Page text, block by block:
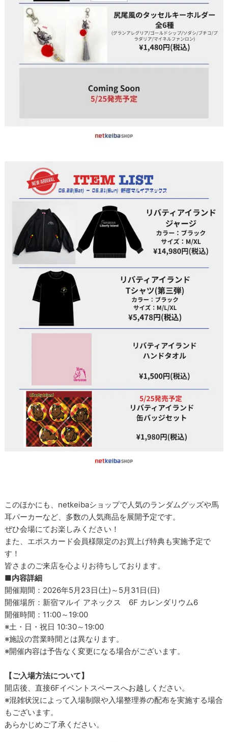
このほかにも、netkeibaショップで人気のランダムグッズや馬
耳パーカーなど、多数の人気商品を展開予定です。
ぜひ会場にてお楽しみください！
また、エポスカード会員様限定のお買上げ特典も実施予定で
す！
皆さまのご来店を心よりお待ちしております。
■内容詳細
開催期間：2026年5月23日(土)～5月31日(日)
開催場所：新宿マルイ アネックス 6F カレンダリウム6
開催時間：11:00～19:00
※土・日・祝日 10:30～19:00
※施設の営業時間とは異なります。
※開催内容は予告なく変更になる場合がございます。
【ご入場方法について】
開店後、直接6Fイベントスペースへお越しください。
※混雑状況によって入場制限や入場整理券の配布を実施する場合
もございます。
あらかじめご了承ください。